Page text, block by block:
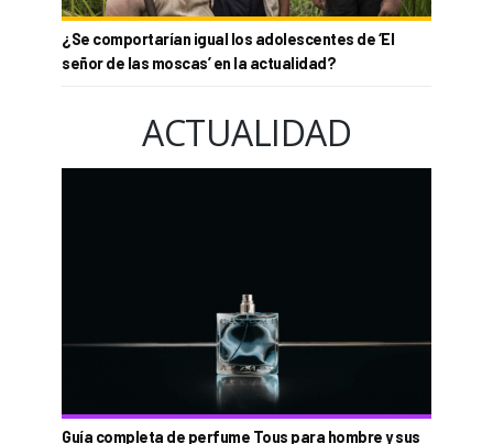
¿Se comportarían igual los adolescentes de ‘El
señor de las moscas’ en la actualidad?
ACTUALIDAD
Guía completa de perfume Tous para hombre y sus